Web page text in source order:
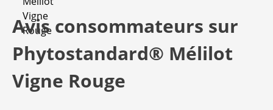
Avis consommateurs sur
Phytostandard® Mélilot
Vigne Rouge